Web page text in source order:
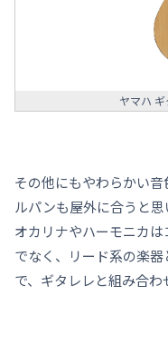
ヤマハ
その他にもやわらかい
ルパンも屋外に合うと思
オカリナやハーモニカ
でなく、リード系の楽
で、ギタレレと組み合わ